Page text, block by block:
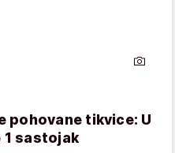
pohovane tikvice: U
1 sastojak